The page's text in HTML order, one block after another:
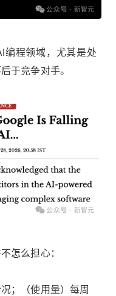
编程领域，尤其是处
于竞争对手。
怎么担心：
；（使用量）每周